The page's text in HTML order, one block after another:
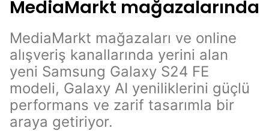
MediaMarkt mağazalarında
MediaMarkt mağazaları ve online
alışveriş kanallarında yerini alan
yeni Samsung Galaxy S24 FE
modeli, Galaxy AI yeniliklerini güçlü
performans ve zarif tasarımla bir
araya getiriyor.